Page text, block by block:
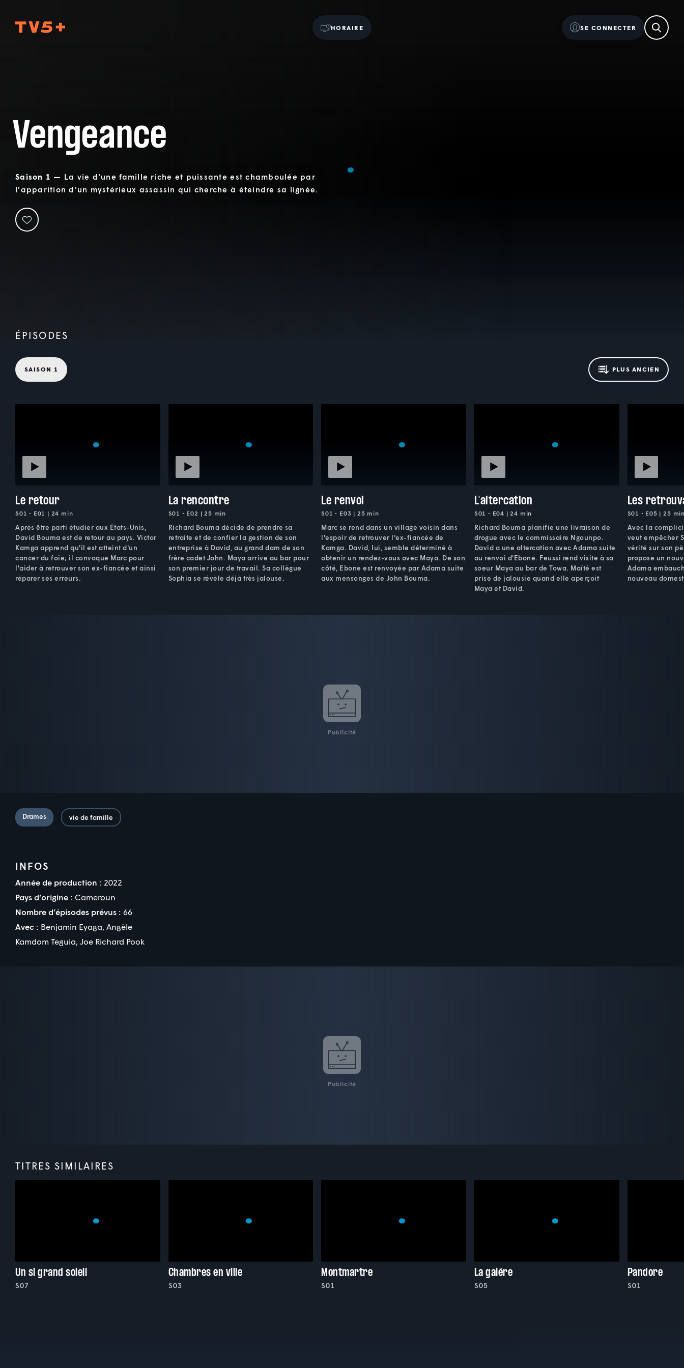
HORAIRE SE CONNECTER
Vengeance
Saison 1 — La vie d'une famille riche et puissante est chamboulée par
l'apparition d'un mystérieux assassin qui cherche à éteindre sa lignée.
ÉPISODES
SAISON 1 PLUS ANCIEN
Le retour
S01 • E01 | 24 min
Après être parti étudier aux États-Unis,
David Bouma est de retour au pays. Victor
Kamga apprend qu'il est atteint d'un
cancer du foie; il convoque Marc pour
l'aider à retrouver son ex-fiancée et ainsi
réparer ses erreurs.
La rencontre
S01 • E02 | 25 min
Richard Bouma décide de prendre sa
retraite et de confier la gestion de son
entreprise à David, au grand dam de son
frère cadet John. Maya arrive au bar pour
son premier jour de travail. Sa collègue
Sophia se révèle déjà très jalouse.
Le renvoi
S01 • E03 | 25 min
Marc se rend dans un village voisin dans
l'espoir de retrouver l'ex-fiancée de
Kamga. David, lui, semble déterminé à
obtenir un rendez-vous avec Maya. De son
côté, Ebone est renvoyée par Adama suite
aux mensonges de John Bouma.
L'altercation
S01 • E04 | 24 min
Richard Bouma planifie une livraison de
drogue avec le commissaire Ngounpo.
David a une altercation avec Adama suite
au renvoi d'Ebone. Feussi rend visite à sa
soeur Maya au bar de Towa. Maïté est
prise de jalousie quand elle aperçoit
Maya et David.
Les
S01 • E05 | 25
Avec la
veut empêcher
vérité sur son
propose un
Adama
nouveau
Publicité
Drames vie de famille
INFOS
Année de production : 2022
Pays d’origine : Cameroun
Nombre d’épisodes prévus : 66
Avec : Benjamin Eyaga Angèle
Kamdom Teguia
Joe Richard Pook
Publicité
TITRES SIMILAIRES
Un si grand soleil
S07
Chambres en ville
S03
Montmartre
S01
La galère
S05
Pandore
S01